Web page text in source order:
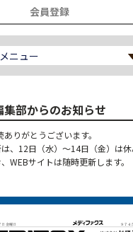
会員登録
ニュー
集部からのお知らせ
ありがとうございます。
、12日（水）～14日（金）は休
WEBサイトは随時更新します。